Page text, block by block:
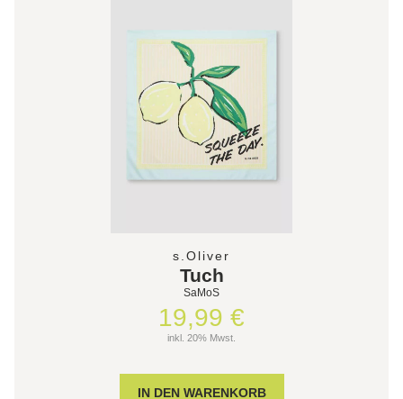
s.Oliver
Tuch
SaMoS
19,99 €
inkl. 20% Mwst.